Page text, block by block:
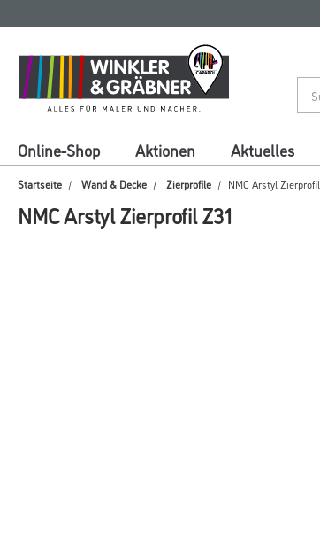
springen
springen
Online-Shop Aktionen Aktuelles
Startseite Wand & Decke Zierprofile NMC Arstyl
NMC Arstyl Zierprofil Z31